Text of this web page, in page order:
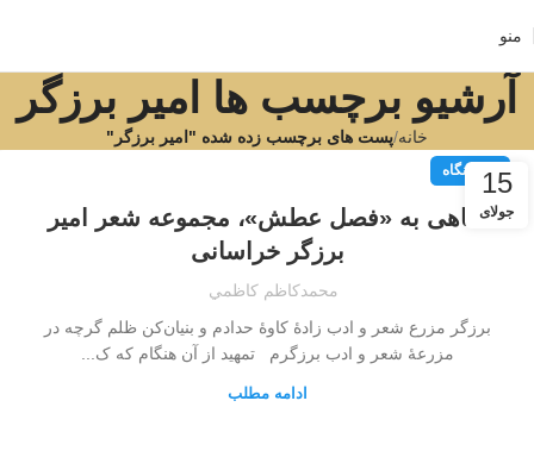
منو
آرشیو برچسب ها امیر برزگر
خانه پست های برچسب زده شده "امیر برزگر"
15
جولای
نقد و نگاه
نگاهی به «فصل عطش‌»، مجموعه شعر امیر
برزگر خراسانی‌
محمدكاظم كاظمي
برزگر مزرع شعر و ادب‌ زادۀ کاوۀ حدادم و بنیان‌کن ظلم‌ گرچه در
مزرعۀ شعر و ادب برزگرم‌ تمهید از آن هنگام که ک...
ادامه مطلب